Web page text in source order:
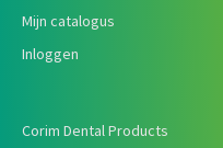
Mijn catalogus
Inloggen
Corim Dental Products